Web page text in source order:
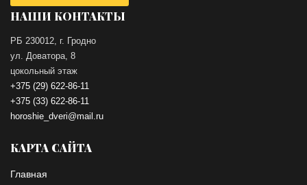
НАШИ КОНТАКТЫ
РБ 230012, г. Гродно
ул. Доватора, 8
цокольный этаж
+375 (29) 622-86-11
+375 (33) 622-86-11
horoshie_dveri@mail.ru
КАРТА САЙТА
Главная